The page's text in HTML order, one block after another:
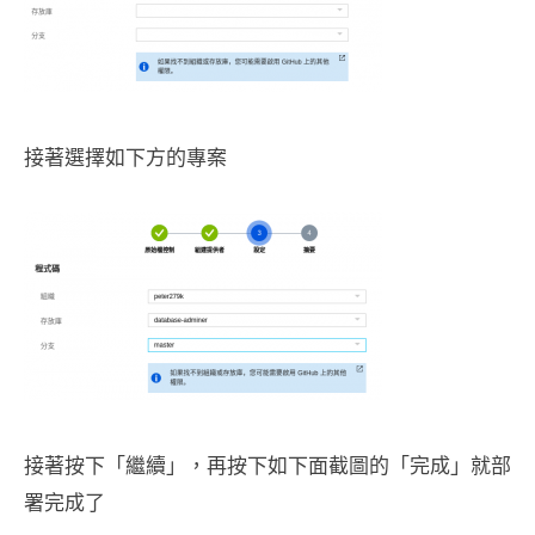
接著選擇如下方的專案
接著按下「繼續」，再按下如下面截圖的「完成」就部
署完成了